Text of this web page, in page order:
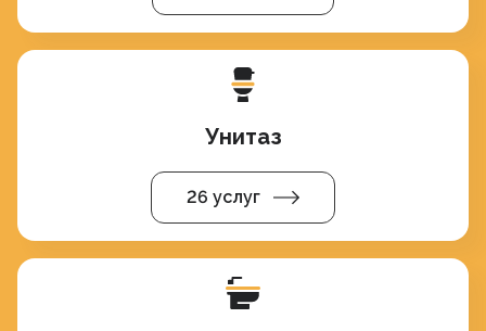
Унитаз
26 услуг